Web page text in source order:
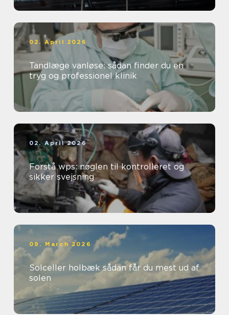
02. April 2026
Tandlæge vanløse: sådan finder du en
tryg og professionel klinik
02. April 2026
Forstå wps: nøglen til kontrolleret og
sikker svejsning
09. March 2026
Solceller holbæk sådan får du mest ud af
solen